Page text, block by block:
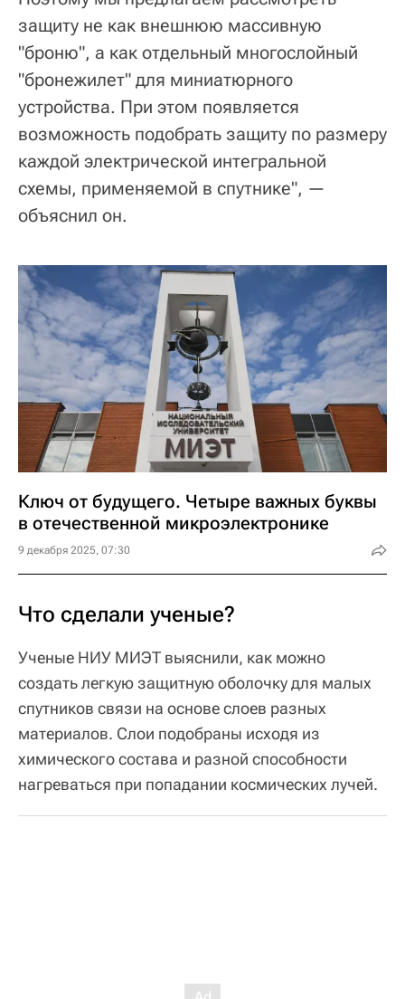
защиту не как внешнюю массивную
"броню", а как отдельный многослойный
"бронежилет" для миниатюрного
устройства. При этом появляется
возможность подобрать защиту по размеру
каждой электрической интегральной
схемы, применяемой в спутнике", —
объяснил он.
Ключ от будущего. Четыре важных буквы
в отечественной микроэлектронике
9 декабря 2025, 07:30
Что сделали ученые?
Ученые НИУ МИЭТ выяснили, как можно
создать легкую защитную оболочку для малых
спутников связи на основе слоев разных
материалов. Слои подобраны исходя из
химического состава и разной способности
нагреваться при попадании космических лучей.